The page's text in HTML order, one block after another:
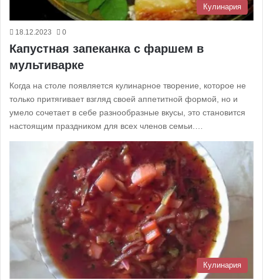
Кулинария
18.12.2023 0
Капустная запеканка с фаршем в
мультиварке
Когда на столе появляется кулинарное творение, которое не
только притягивает взгляд своей аппетитной формой, но и
умело сочетает в себе разнообразные вкусы, это становится
настоящим праздником для всех членов семьи.…
Кулинария